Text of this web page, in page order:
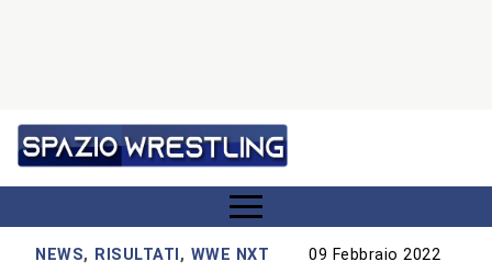
NEWS, RISULTATI, WWE NXT 09 Febbraio 2022